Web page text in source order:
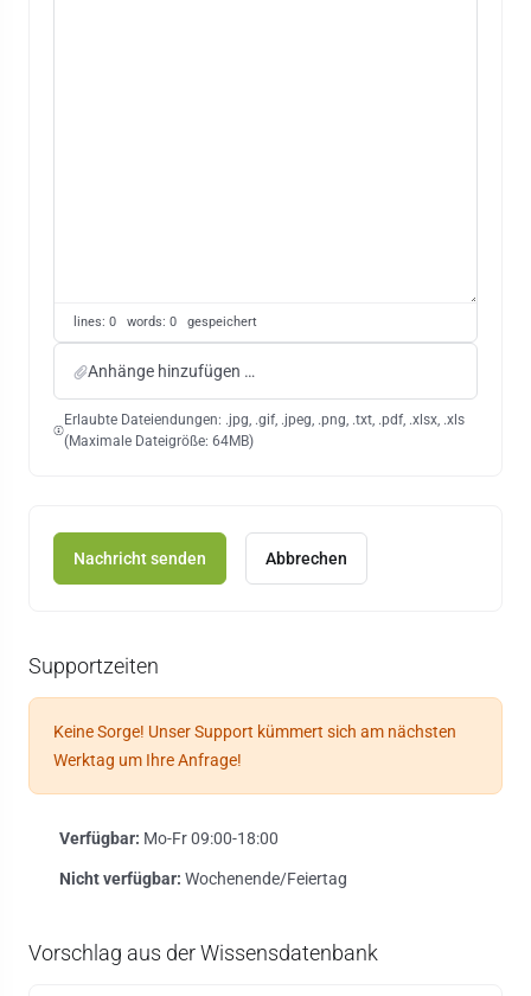
Supportzeiten
Keine Sorge! Unser Support kümmert sich am nächsten
Werktag um Ihre Anfrage!
Verfügbar: Mo-Fr 09:00-18:00
Nicht verfügbar: Wochenende/Feiertag
Vorschlag aus der Wissensdatenbank
lines: 0 words: 0 gespeichert
Anhänge hinzufügen …
Erlaubte Dateiendungen: .jpg, .gif, .jpeg, .png, .txt, .pdf, .xlsx, .xls
(Maximale Dateigröße: 64MB)
Abbrechen